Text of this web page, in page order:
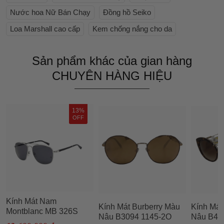
Nước hoa Nữ Bán Chạy
Đồng hồ Seiko
Loa Marshall cao cấp
Kem chống nắng cho da
Sản phẩm khác của gian hàng
CHUYÊN HÀNG HIỆU
13%
OFF
Kính Mát Nam
Montblanc MB 326S
16A
Kính Mát Burberry Màu
Nâu B3094 1145-2O
Kính
Nâu